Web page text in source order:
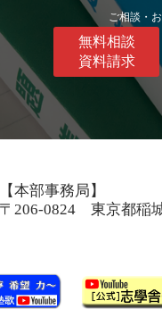
ご相談・
無料相談
資料請求
【本部事務局】
〒206-0824 東京都稲